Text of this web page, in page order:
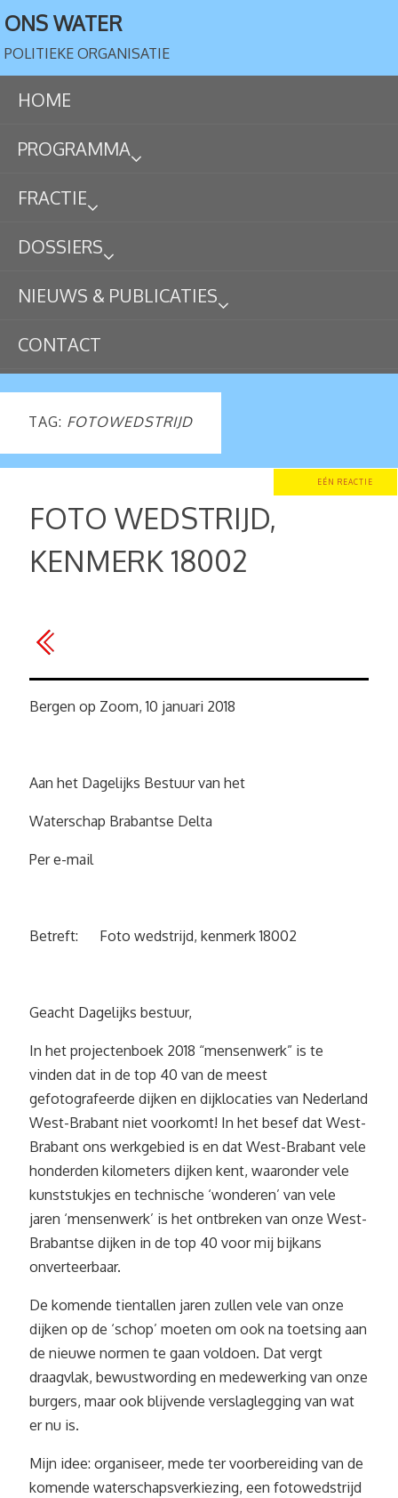
ONS WATER
POLITIEKE ORGANISATIE
HOME
PROGRAMMA
FRACTIE
DOSSIERS
NIEUWS & PUBLICATIES
CONTACT
TAG: FOTOWEDSTRIJD
EÉN REACTIE
FOTO WEDSTRIJD,
KENMERK 18002
Bergen op Zoom, 10 januari 2018
Aan het Dagelijks Bestuur van het
Waterschap Brabantse Delta
Per e-mail
Betreft: Foto wedstrijd, kenmerk 18002
Geacht Dagelijks bestuur,
In het projectenboek 2018 “mensenwerk” is te
vinden dat in de top 40 van de meest
gefotografeerde dijken en dijklocaties van Nederland
West-Brabant niet voorkomt! In het besef dat West-
Brabant ons werkgebied is en dat West-Brabant vele
honderden kilometers dijken kent, waaronder vele
kunststukjes en technische ‘wonderen’ van vele
jaren ‘mensenwerk’ is het ontbreken van onze West-
Brabantse dijken in de top 40 voor mij bijkans
onverteerbaar.
De komende tientallen jaren zullen vele van onze
dijken op de ‘schop’ moeten om ook na toetsing aan
de nieuwe normen te gaan voldoen. Dat vergt
draagvlak, bewustwording en medewerking van onze
burgers, maar ook blijvende verslaglegging van wat
er nu is.
Mijn idee: organiseer, mede ter voorbereiding van de
komende waterschapsverkiezing, een fotowedstrijd